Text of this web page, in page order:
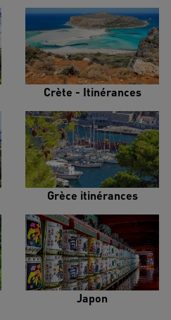
Crète - Itinérances
Grèce itinérances
Japon